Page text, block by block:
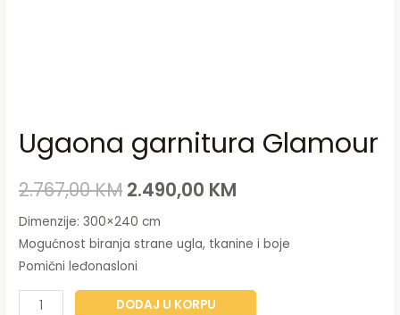
Ugaona garnitura Glamour
2.767,00KM 2.490,00 KM
Dimenzije: 300×240 cm
Mogućnost biranja strane ugla, tkanine i boje
Pomični leđonasloni
DODAJ U KORPU